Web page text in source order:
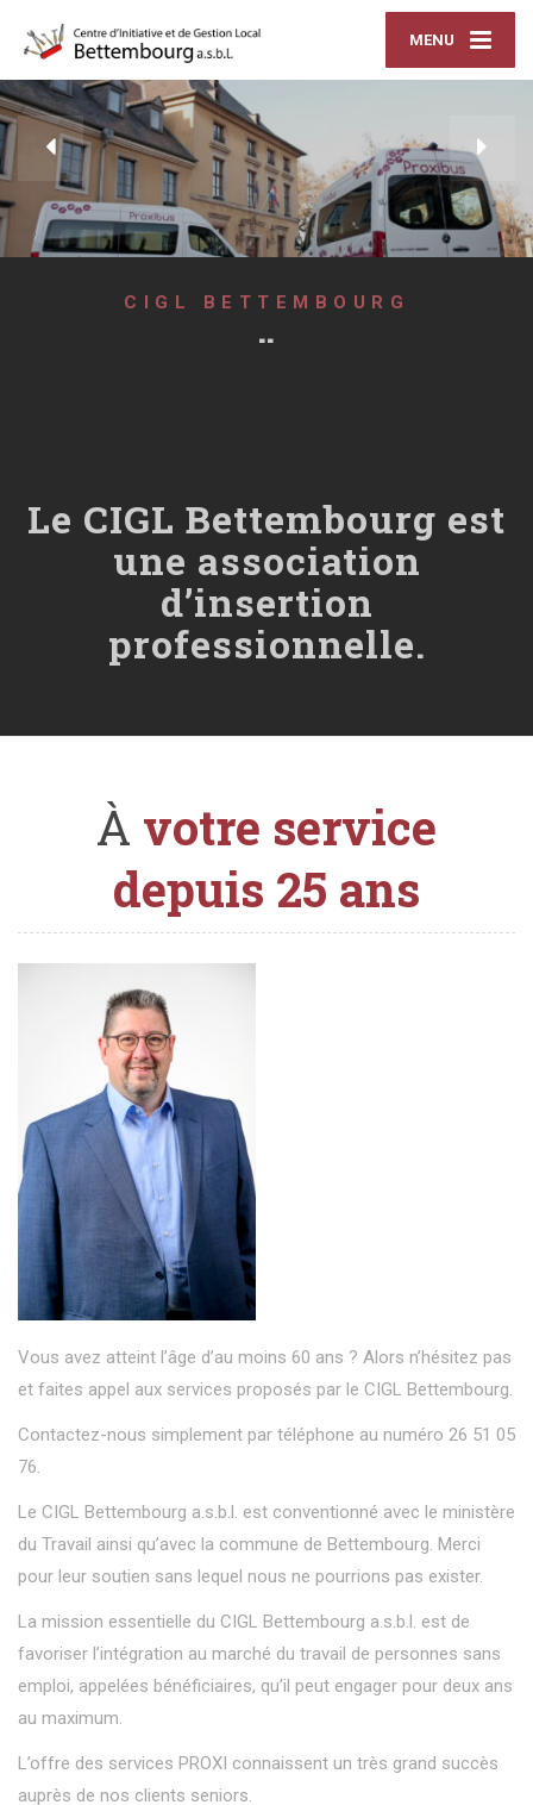
MENU
CIGL BETTEMBOURG
¨
Le CIGL Bettembourg est
une association
d’insertion
professionnelle.
À votre service
depuis 25 ans
Vous avez atteint l’âge d’au moins 60 ans ? Alors n’hésitez pas
et faites appel aux services proposés par le CIGL Bettembourg.
Contactez-nous simplement par téléphone au numéro 26 51 05
76.
Le CIGL Bettembourg a.s.b.l. est conventionné avec le ministère
du Travail ainsi qu’avec la commune de Bettembourg. Merci
pour leur soutien sans lequel nous ne pourrions pas exister.
La mission essentielle du CIGL Bettembourg a.s.b.l. est de
favoriser l’intégration au marché du travail de personnes sans
emploi, appelées bénéficiaires, qu’il peut engager pour deux ans
au maximum.
L’offre des services PROXI connaissent un très grand succès
auprès de nos clients seniors.